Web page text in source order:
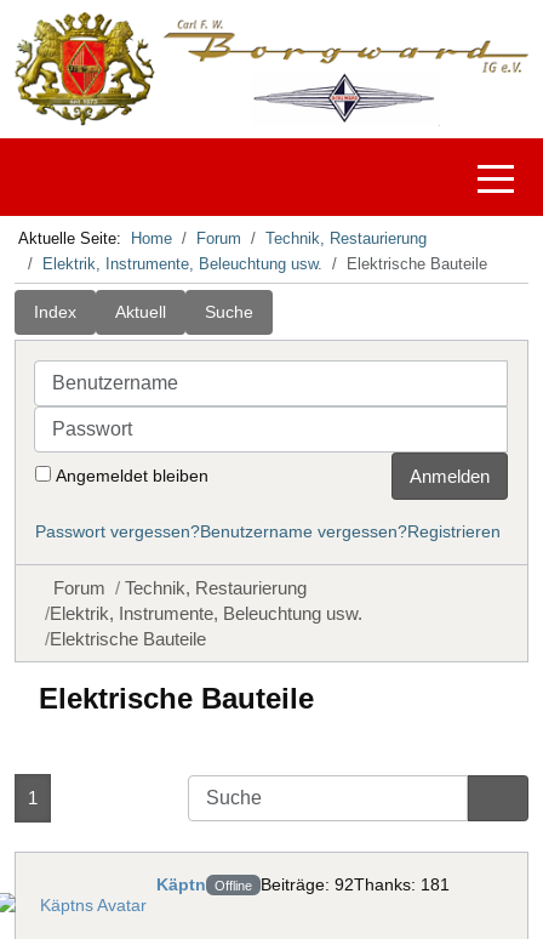
Off-
Aktuelle Seite: Home Forum
Technik, Restaurierung
Elektrik, Instrumente, Beleuchtung usw.
Elektrische Bauteile
Index Aktuell Suche
Benutzername
Passwort
Angemeldet bleiben Anmelden
Passwort vergessen?Benutzername vergessen?Registrieren
Forum
Technik, Restaurierung
Elektrik, Instrumente, Beleuchtung usw.
Elektrische Bauteile
Elektrische Bauteile
1
Käptn Offline Beiträge: 92Thanks: 181